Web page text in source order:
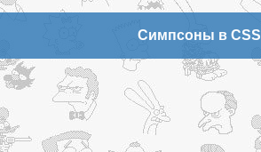
Симпсоны в CSS